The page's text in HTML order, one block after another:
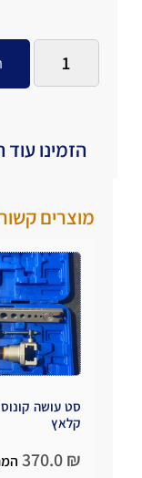
הזמינו
מוצרים
סט עושה
קלאץ
₪